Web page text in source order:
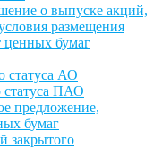
о выпуске акций,
размещения
ценных бумаг
статуса АО
статуса ПАО
предложение,
бумаг
закрытого